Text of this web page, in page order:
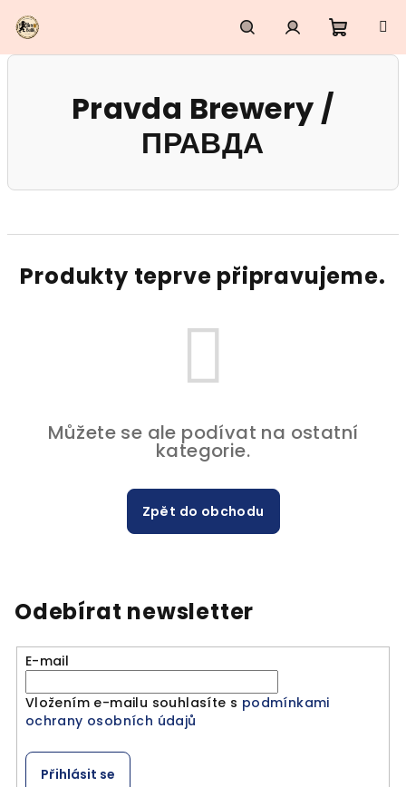
na
obsah
HledatPřihlášení
Pravda Brewery /
ПРАВДА
Produkty teprve připravujeme.
Můžete se ale podívat na ostatní
kategorie.
Zpět do obchodu
Odebírat newsletter
E-mail
Vložením e-mailu souhlasíte s podmínkami
ochrany osobních údajů
Přihlásit se